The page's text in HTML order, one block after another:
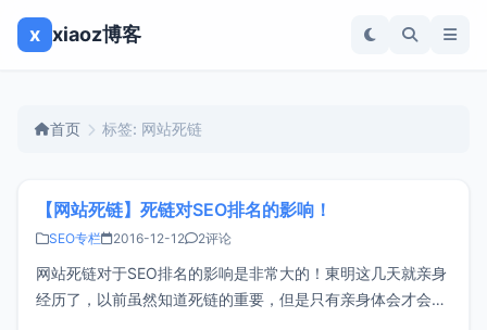
x xiaoz博客
首页 标签: 网站死链
【网站死链】死链对SEO排名的影响！
SEO专栏 2016-12-12 2评论
网站死链对于SEO排名的影响是非常大的！東明这几天就亲身
经历了，以前虽然知道死链的重要，但是只有亲身体会才会知